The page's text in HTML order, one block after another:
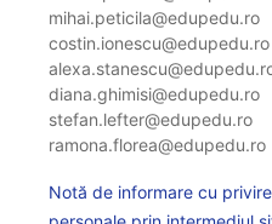
mihai.peticila@edupedu.ro
costin.ionescu@edupedu.ro
diana.ghimisi@edupedu.ro
stefan.lefter@edupedu.ro
ramona.florea@edupedu.ro
Notă de informare cu